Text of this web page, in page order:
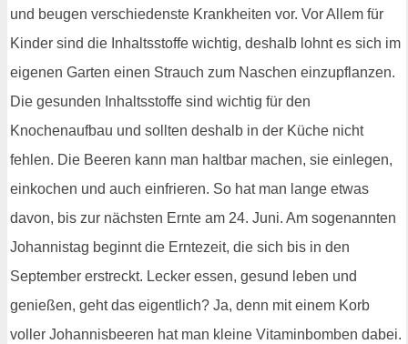
und beugen verschiedenste Krankheiten vor. Vor Allem für
Kinder sind die Inhaltsstoffe wichtig, deshalb lohnt es sich im
eigenen Garten einen Strauch zum Naschen einzupflanzen.
Die gesunden Inhaltsstoffe sind wichtig für den
Knochenaufbau und sollten deshalb in der Küche nicht
fehlen. Die Beeren kann man haltbar machen, sie einlegen,
einkochen und auch einfrieren. So hat man lange etwas
davon, bis zur nächsten Ernte am 24. Juni. Am sogenannten
Johannistag beginnt die Erntezeit, die sich bis in den
September erstreckt. Lecker essen, gesund leben und
genießen, geht das eigentlich? Ja, denn mit einem Korb
voller Johannisbeeren hat man kleine Vitaminbomben dabei.